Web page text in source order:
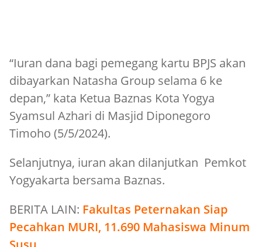
“Iuran dana bagi pemegang kartu BPJS akan
dibayarkan Natasha Group selama 6 ke
depan,” kata Ketua Baznas Kota Yogya
Syamsul Azhari di Masjid Diponegoro
Timoho (5/5/2024).
Selanjutnya, iuran akan dilanjutkan Pemkot
Yogyakarta bersama Baznas.
BERITA LAIN: Fakultas Peternakan Siap
Pecahkan MURI, 11.690 Mahasiswa Minum